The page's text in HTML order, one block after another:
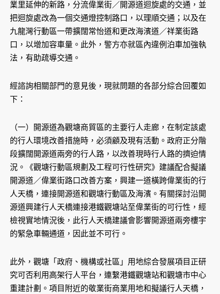
業里延伸的新路，分流偉業街／開源道迴旋處的交通，並
把迴旋處改為一個交通燈控制路口，以理順交通；以及在
九龍灣行動區一帶擴闊常怡道和更改海濱道／祥業街路
口，以增加容車量。此外，警方亦就區內違例泊車加強執
法，有助疏導交通。
經諮詢相關部門的意見後，現就問題的各部分綜合回覆如
下：
（一）開源道為觀塘商貿區的主要行人走廊，在制定該處
的行人環境改善措施時，必須顧及現有活動。政府正分階
段擴闊開源道兩旁的行人路，以改善現時行人路的擠迫情
況。《觀塘行動區規劃及工程可行性研究》建議配合擬議
開源道／偉業街路口改善方案，興建一道橫跨偉業街的行
人天橋，連接開源道和觀塘行動區及海濱。有關探討沿開
源道興建行人天橋連接港鐵觀塘站至偉業街的可行性，經
檢視實地情況後，此行人天橋建議會影響開源道兩旁樓宇
的緊急車輛通道，因此並不可行。
此外，觀塘「政府、機構或社區」用地綜合發展項目正研
究可否利用高架行人平台，連繫港鐵觀塘站和觀塘市中心
重建計劃。項目附近的敬業街商業用地和擬議行人天橋，